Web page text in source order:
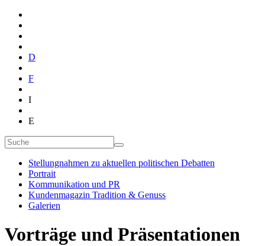
D
F
I
E
Stellungnahmen zu aktuellen politischen Debatten
Portrait
Kommunikation und PR
Kundenmagazin Tradition & Genuss
Galerien
Vorträge und Präsentationen